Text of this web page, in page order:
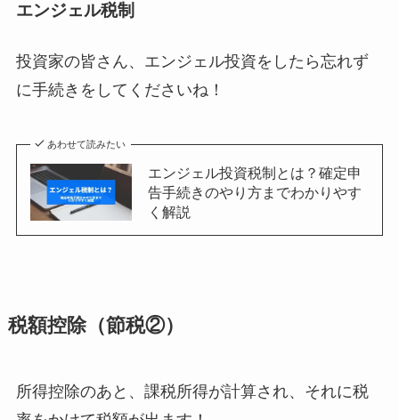
エンジェル税制
投資家の皆さん、エンジェル投資をしたら忘れず
に手続きをしてくださいね！
あわせて読みたい
エンジェル投資税制とは？確定申
告手続きのやり方までわかりやす
く解説
税額控除（節税②）
所得控除のあと、課税所得が計算され、それに税